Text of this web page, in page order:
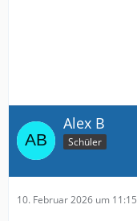
Alex B
Schüler
10. Februar 2026 um 11:15